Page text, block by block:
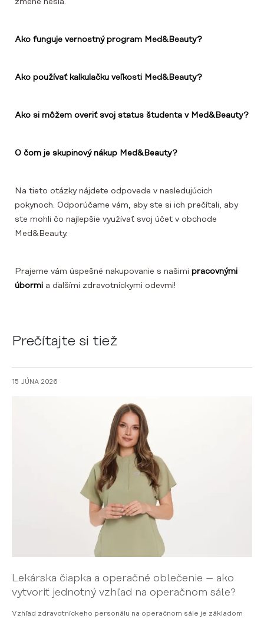
Ako funguje vernostný program Med&Beauty?
Ako používať kalkulačku veľkosti Med&Beauty?
Ako si môžem overiť svoj status študenta v Med&Beauty?
O čom je skupinový nákup Med&Beauty?
Na tieto otázky nájdete odpovede v nasledujúcich
pokynoch. Odporúčame vám, aby ste si ich prečítali, aby
ste mohli čo najlepšie využívať svoj účet v obchode
Med&Beauty.
Prajeme vám úspešné nakupovanie s našimi pracovnými
úbormi a ďalšími zdravotníckymi odevmi!
Prečítajte si tiež
15 JÚNA 2026
Lekárska čiapka a operačné oblečenie – ako
vytvoriť jednotný vzhľad na operačnom sále?
Vzhľad zdravotníckeho personálu na operačnom sále je základom